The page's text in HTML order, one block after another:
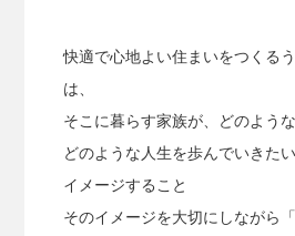
快適で心地よい住まいをつくる
は、
そこに暮らす家族が、どのよう
どのような人生を歩んでいきた
イメージすること
そのイメージを大切にしながら